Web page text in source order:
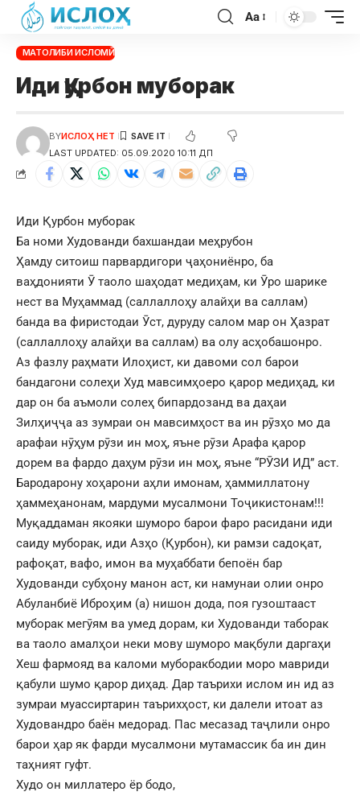
Aa
МАТОЛИБИ ИСЛОМӢ
Иди Қурбон муборак
LAST UPDATED: 05.09.2020 10:11 ДП
BYИСЛОҲ НЕТ
Иди Қурбон муборак
Ба номи Худованди бахшандаи меҳрубон
Ҳамду ситоиш парвардигори ҷаҳониёнро, ба
ваҳдонияти Ӯ таоло шаҳодат медиҳам, ки Ӯро шарике
нест ва Муҳаммад (саллаллоҳу алайҳи ва саллам)
банда ва фиристодаи Ӯст, дуруду салом мар он Ҳазрат
(саллаллоҳу алайҳи ва саллам) ва олу асҳобашонро.
Аз фазлу раҳмати Илоҳист, ки давоми сол барои
бандагони солеҳи Худ мавсимҳоеро қарор медиҳад, ки
дар он ба аъмоли солеҳ бипардозанд ва даҳаи
Зилҳиҷҷа аз зумраи он мавсимҳост ва ин рӯзҳо мо да
арафаи нӯҳум рӯзи ин моҳ, яъне рӯзи Арафа қарор
дорем ва фардо даҳум рӯзи ин моҳ, яъне “РӮЗИ ИД” аст.
Бародарону хоҳарони аҳли имонам, ҳаммиллатону
ҳаммеҳанонам, мардуми мусалмони Тоҷикистонам!!!
Муқаддаман якояки шуморо барои фаро расидани иди
саиду муборак, иди Азҳо (Қурбон), ки рамзи садоқат,
рафоқат, вафо, имон ва муҳаббати бепоён бар
Худованди субҳону манон аст, ки намунаи олии онро
Абуланбиё Иброҳим (а) нишон дода, поя гузоштааст
муборак мегӯям ва умед дорам, ки Худованди таборак
ва таоло амалҳои неки мову шуморо мақбули даргаҳи
Хеш фармояд ва каломи муборакбодии моро мавриди
қабули шумо қарор диҳад. Дар таърихи ислом ин ид аз
зумраи муассиртарин таърихҳост, ки далели итоат аз
Худовандро баён медорад. Пас месазад таҷлили онро
барои ҳар як фарди мусалмони мутамассик ба ин дин
таҳният гуфт.
Худо он миллатеро ёр бодо,